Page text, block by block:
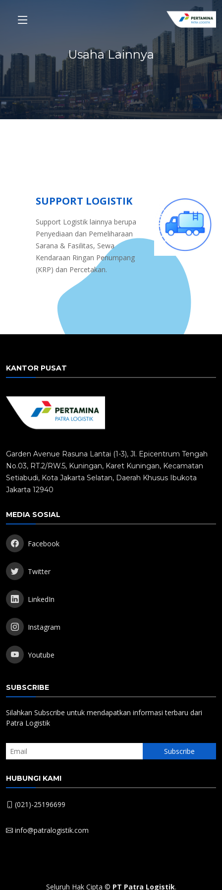
Usaha Lainnya
SUPPORT LOGISTIK
Support Logistik lainnya berupa
Penyediaan dan Pemeliharaan
Sarana & Fasilitas, Sewa
Kendaraan Ringan Penumpang
(KRP) dan Percetakan.
KANTOR PUSAT
Garden Avenue Rasuna Lantai (1-3), Jl. Epicentrum Tengah
No.03, RT.2/RW.5, Kuningan, Karet Kuningan, Kecamatan
Setiabudi, Kota Jakarta Selatan, Daerah Khusus Ibukota
Jakarta 12940
MEDIA SOSIAL
Facebook
Twitter
LinkedIn
Instagram
Youtube
SUBSCRIBE
Silahkan Subscribe untuk mendapatkan informasi terbaru dari
Patra Logistik
HUBUNGI KAMI
(021)-25196699
info@patralogistik.com
Seluruh Hak Cipta © PT Patra Logistik.